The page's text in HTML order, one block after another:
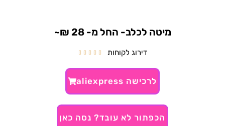
מיטה לכלב- החל מ- 28 ₪~
דירוג לקוחות 




לרכישה aliexpress
הכפתור לא עובד? נסה כאן